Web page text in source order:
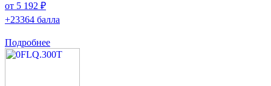
от 5 192 ₽
+23364 балла
Подробнее